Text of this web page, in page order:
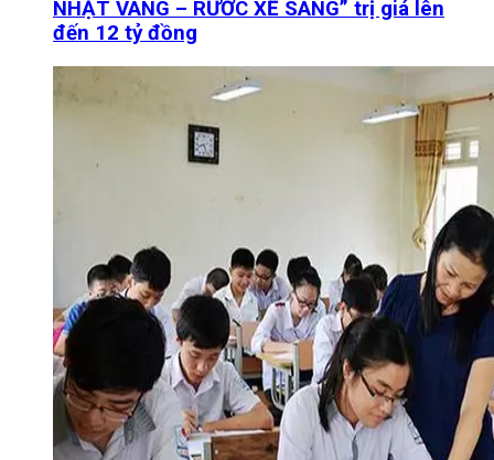
NHẬT VÀNG – RƯỚC XẾ SANG” trị giá lên
đến 12 tỷ đồng